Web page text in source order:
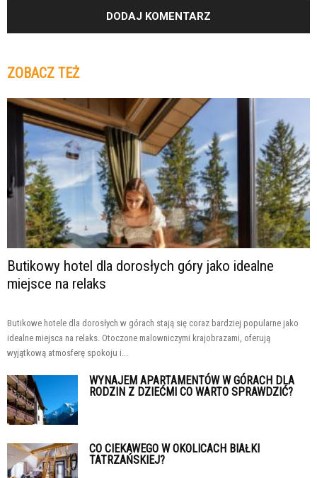
ZOBACZ TEŻ
Butikowy hotel dla dorosłych góry jako idealne
miejsce na relaks
Butikowe hotele dla dorosłych w górach stają się coraz bardziej popularne jako
idealne miejsca na relaks. Otoczone malowniczymi krajobrazami, oferują
wyjątkową atmosferę spokoju i...
WYNAJEM APARTAMENTÓW W GÓRACH DLA
RODZIN Z DZIEĆMI CO WARTO SPRAWDZIĆ?
CO CIEKAWEGO W OKOLICACH BIAŁKI
TATRZAŃSKIEJ?